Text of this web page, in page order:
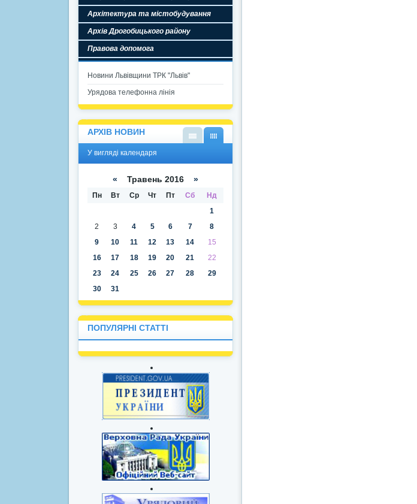
Архітектура та містобудування
Архів Дрогобицького району
Правова допомога
Новини Львівщини ТРК "Львів"
Урядова телефонна лінія
АРХІВ НОВИН
ді
ді
у
У вигляді календаря
« Травень 2016 »
Пн Вт Ср Чт Пт Сб
Нд
1
2
3 4 5 6 7
8
9
10 11 12 13 14
15
16
17 18 19 20 21
22
23
24 25 26 27 28
29
30
31
ПОПУЛЯРНІ СТАТТІ